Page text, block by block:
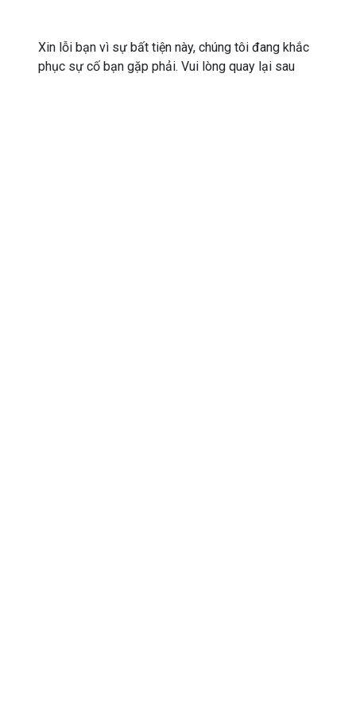
Xin lỗi bạn vì sự bất tiện này, chúng tôi đang khắc
phục sự cố bạn gặp phải. Vui lòng quay lại sau